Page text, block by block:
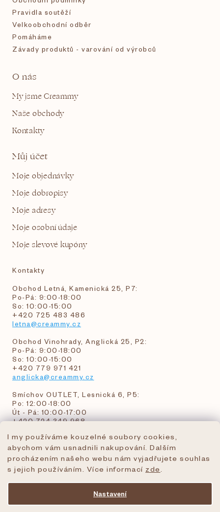
I my používáme kouzelné soubory cookies,
abychom vám usnadnili nakupování. Dalším
procházením našeho webu nám vyjadřujete souhlas
s jejich používáním. Více informací zde
Nastavení
Pravidla soutěží
Velkoobchodní odběr
Pomáháme
Závady produktů - varování od výrobců
O nás
My jsme Creammy
Naše obchody
Kontakty
Můj účet
Moje objednávky
Moje dobropisy
Moje adresy
Moje osobní údaje
Moje slevové kupóny
Kontakty
Obchod Letná, Kamenická 25, P7:
Po-Pá: 9:00-18:00
So: 10:00-15:00
+420 725 483 486
letna@creammy.cz
Obchod Vinohrady, Anglická 25, P2:
Po-Pá: 9:00-18:00
So: 10:00-15:00
+420 779 971 421
anglicka@creammy.cz
Smíchov OUTLET, Lesnická 6, P5:
Po: 12:00-18:00
Út - Pá: 10:00-17:00
+420 724 349 968
objednavky@creammy.cz
tel:+420 724 349 968